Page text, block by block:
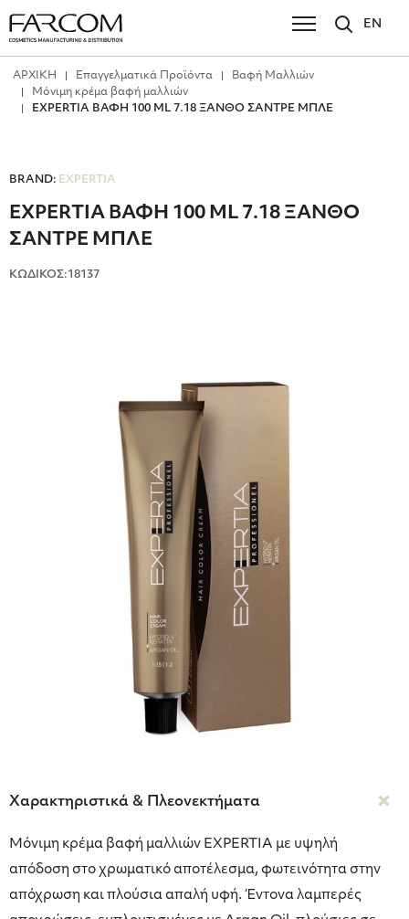
EN
ΑΡΧΙΚΗ Επαγγελματικά Προϊόντα
Βαφή Μαλλιών
Μόνιμη κρέμα βαφή μαλλιών
EXPERTIA ΒΑΦΗ 100 ML 7.18 ΞΑΝΘΟ ΣΑΝΤΡΕ ΜΠΛΕ
BRAND: EXPERTIA
EXPERTIA ΒΑΦΗ 100 ML 7.18 ΞΑΝΘΟ
ΣΑΝΤΡΕ ΜΠΛΕ
ΚΩΔΙΚΟΣ:18137
Χαρακτηριστικά & Πλεονεκτήματα
Μόνιμη κρέμα βαφή μαλλιών EXPERTIA με υψηλή
απόδοση στο χρωματικό αποτέλεσμα, φωτεινότητα στην
απόχρωση και πλούσια απαλή υφή. Έντονα λαμπερές